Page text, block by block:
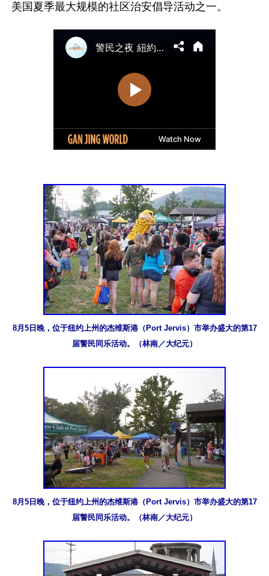
美国夏季最大规模的社区治安倡导活动之一。
8月5日晚，位于纽约上州的杰维斯港（Port Jervis）市举办盛大的第17
届警民同乐活动。（林南／大纪元）
8月5日晚，位于纽约上州的杰维斯港（Port Jervis）市举办盛大的第17
届警民同乐活动。（林南／大纪元）